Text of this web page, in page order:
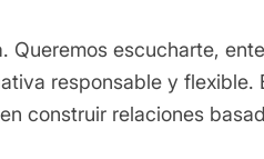
Queremos escucharte,
responsable y flexible.
construir relaciones